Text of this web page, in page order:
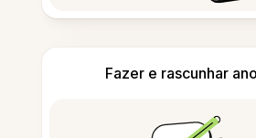
Fazer e rascunhar